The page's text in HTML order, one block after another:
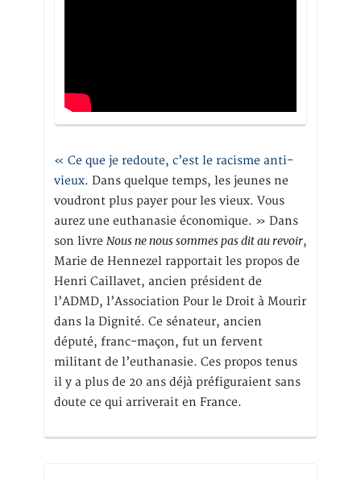
« Ce que je redoute, c’est le racisme anti-
vieux. Dans quelque temps, les jeunes ne
voudront plus payer pour les vieux. Vous
aurez une euthanasie économique. » Dans
son livre Nous ne nous sommes pas dit au revoir,
Marie de Hennezel rapportait les propos de
Henri Caillavet, ancien président de
l’ADMD, l’Association Pour le Droit à Mourir
dans la Dignité. Ce sénateur, ancien
député, franc-maçon, fut un fervent
militant de l’euthanasie. Ces propos tenus
il y a plus de 20 ans déjà préfiguraient sans
doute ce qui arriverait en France.